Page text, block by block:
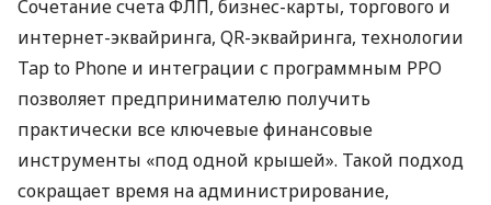
Сочетание счета ФЛП, бизнес-карты, торгового и
интернет-эквайринга, QR-эквайринга, технологии
Tap to Phone и интеграции с программным РРО
позволяет предпринимателю получить
практически все ключевые финансовые
инструменты «под одной крышей». Такой подход
сокращает время на администрирование,